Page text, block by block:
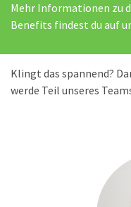
Mehr Informationen zu
Benefits findest du auf
Klingt das spannend?
werde Teil unseres